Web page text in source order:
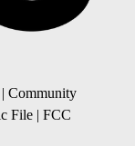
| Community
File | FCC